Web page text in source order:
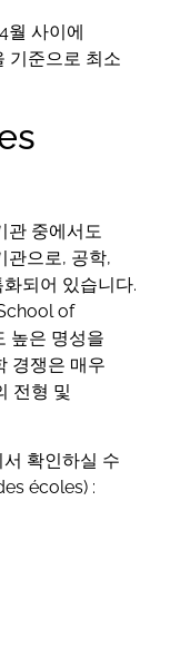
월 사이에
기준으로 최소
관 중에서도
관으로, 공학,
되어 있습니다.
of
높은 명성을
경쟁은 매우
전형 및
확인하실 수
écoles) :